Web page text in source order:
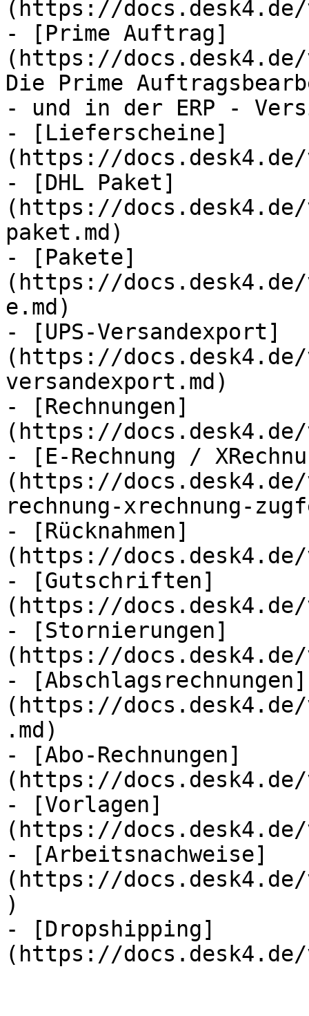
(https://
- [Prime Auftrag]
(https://
Die Prime
- und in der ERP -
- [Lieferscheine]
(https://
- [DHL Paket]
(https://
paket.md)
- [Pakete]
(https://
e.md)
- [UPS-Versandexport]
(https://
versandexport.md)
- [Rechnungen]
(https://docs.desk4.de/
- [E-Rechnung /
(https://docs.desk4.de/
rechnung-xrechnung-
- [Rücknahmen]
(https://docs.desk4.de/
- [Gutschriften]
(https://
- [Stornierungen]
(https://
- [Abschlagsrechnungen]
(https://docs.desk4.de/
.md)
- [Abo-Rechnungen]
(https://docs.desk4.de/
- [Vorlagen]
(https://
- [Arbeitsnachweise]
(https://docs.desk4.de/
)
- [Dropshipping]